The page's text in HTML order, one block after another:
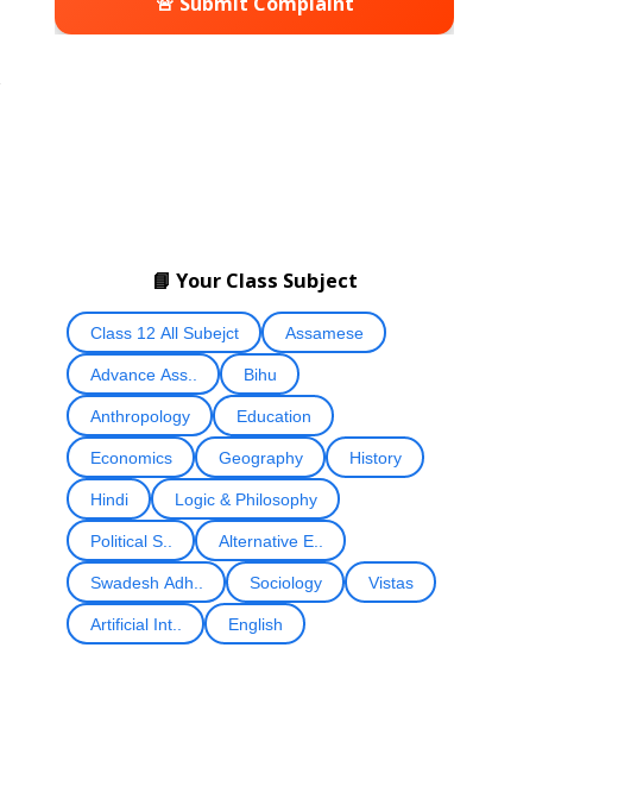
📘 Your Class Subject
Class 12 All Subejct Assamese
Advance Ass.. Bihu
Anthropology Education
Economics Geography History
Hindi Logic & Philosophy
Political S.. Alternative E..
Swadesh Adh.. Sociology Vistas
Artificial Int.. English